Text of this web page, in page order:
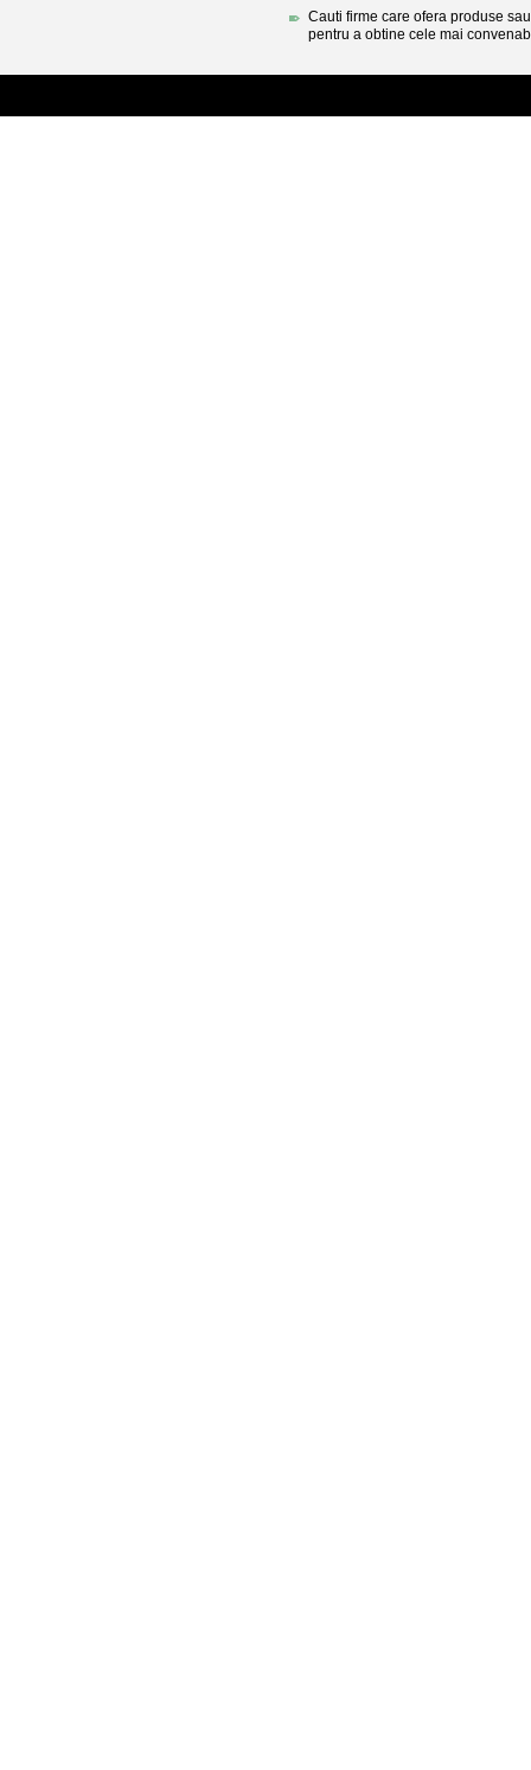
Cauti firme care ofera produse
pentru a obtine cele mai